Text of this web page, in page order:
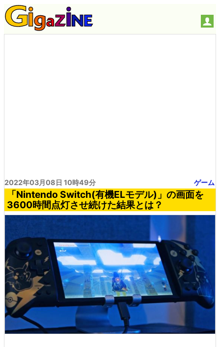
2022年03月08日 10時49分 ゲーム
「Nintendo Switch(有機ELモデル)」の画面を
3600時間点灯させ続けた結果とは？